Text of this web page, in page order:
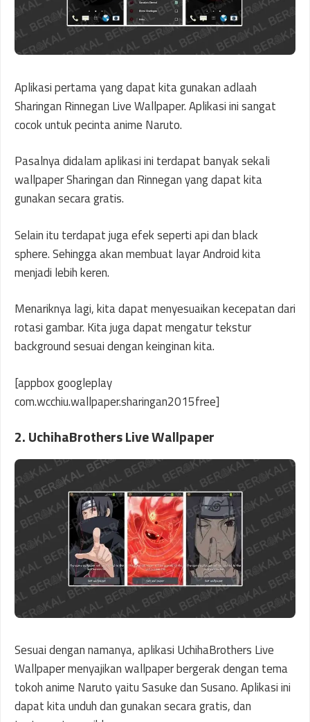
Aplikasi pertama yang dapat kita gunakan adlaah
Sharingan Rinnegan Live Wallpaper. Aplikasi ini sangat
cocok untuk pecinta anime Naruto.
Pasalnya didalam aplikasi ini terdapat banyak sekali
wallpaper Sharingan dan Rinnegan yang dapat kita
gunakan secara gratis.
Selain itu terdapat juga efek seperti api dan black
sphere. Sehingga akan membuat layar Android kita
menjadi lebih keren.
Menariknya lagi, kita dapat menyesuaikan kecepatan dari
rotasi gambar. Kita juga dapat mengatur tekstur
background sesuai dengan keinginan kita.
[appbox googleplay
com.wcchiu.wallpaper.sharingan2015free]
2. UchihaBrothers Live Wallpaper
Sesuai dengan namanya, aplikasi UchihaBrothers Live
Wallpaper menyajikan wallpaper bergerak dengan tema
tokoh anime Naruto yaitu Sasuke dan Susano. Aplikasi ini
dapat kita unduh dan gunakan secara gratis, dan